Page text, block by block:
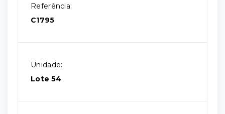
Referência:
C1795
Unidade:
Lote 54